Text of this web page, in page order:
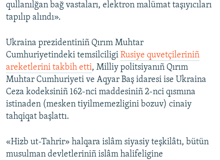
qullanılğan bağ vastaları, elektron malümat taşıyıcıları
tapılıp alındı».
Ukraina prezidentiniñ Qırım Muhtar
Cumhuriyetindeki temsilciligi Rusiye quvetçileriniñ
areketlerini takbih etti, Milliy politsiyanıñ Qırım
Muhtar Cumhuriyeti ve Aqyar Baş idaresi ise Ukraina
Ceza kodeksiniñ 162-nci maddesiniñ 2-nci qısmına
istinaden (mesken tiyilmemezligini bozuv) cinaiy
tahqiqat başlattı.
«Hizb ut-Tahrir» halqara islâm siyasiy teşkilâtı, bütün
musulman devletleriniñ islâm halifeligine